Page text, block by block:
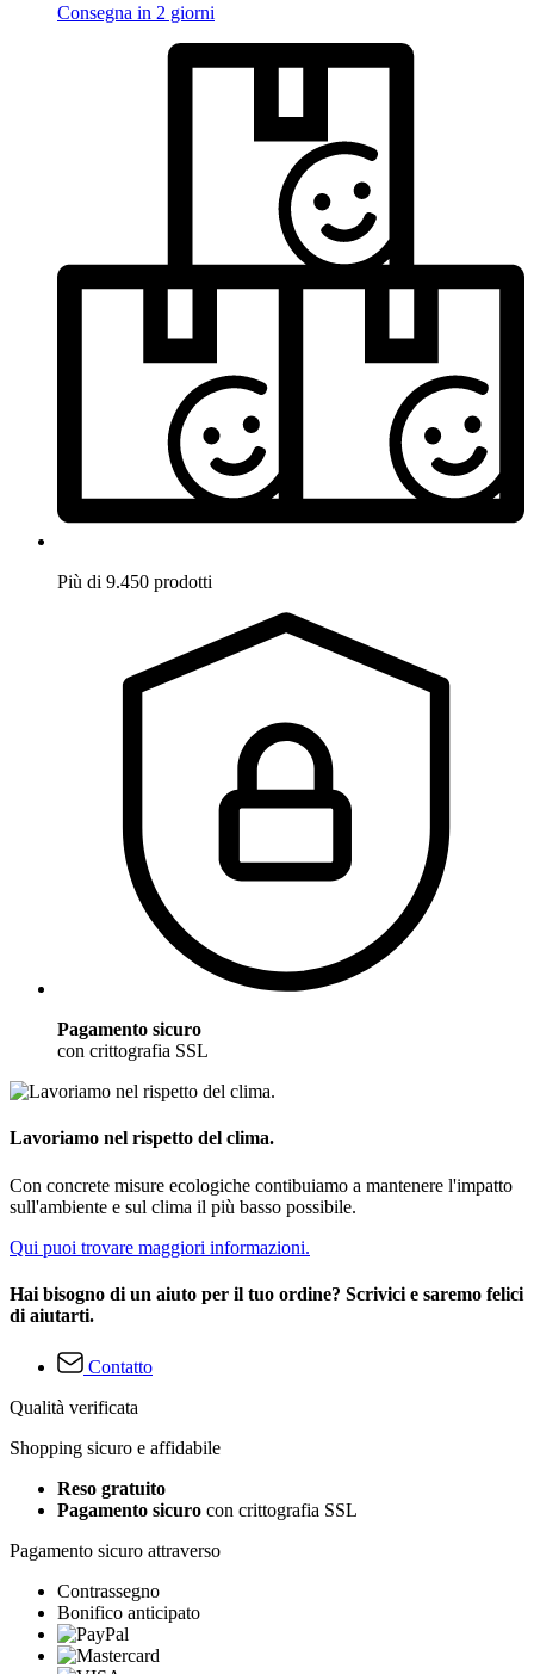
Consegna in 2 giorni
Più di 9.450 prodotti
Pagamento sicuro
con crittografia SSL
Lavoriamo nel rispetto del clima.
Con concrete misure ecologiche contibuiamo a mantenere l'impatto
sull'ambiente e sul clima il più basso possibile.
Qui puoi trovare maggiori informazioni.
Hai bisogno di un aiuto per il tuo ordine? Scrivici e saremo felici
di aiutarti.
Contatto
Qualità verificata
Shopping sicuro e affidabile
Reso gratuito
Pagamento sicuro con crittografia SSL
Pagamento sicuro attraverso
Contrassegno
Bonifico anticipato